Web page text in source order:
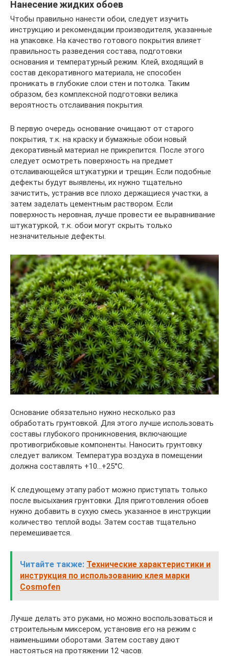
Нанесение жидких обоев
Чтобы правильно нанести обои, следует изучить
инструкцию и рекомендации производителя, указанные
на упаковке. На качество готового покрытия влияет
правильность разведения состава, подготовки
основания и температурный режим. Клей, входящий в
состав декоративного материала, не способен
проникать в глубокие слои стен и потолка. Таким
образом, без комплексной подготовки велика
вероятность отслаивания покрытия.
В первую очередь основание очищают от старого
покрытия, т.к. на краску и бумажные обои новый
декоративный материал не прикрепится. После этого
следует осмотреть поверхность на предмет
отслаивающейся штукатурки и трещин. Если подобные
дефекты будут выявлены, их нужно тщательно
зачистить, устранив все плохо держащиеся участки, а
затем заделать цементным раствором. Если
поверхность неровная, лучше провести ее выравнивание
штукатуркой, т.к. обои могут скрыть только
незначительные дефекты.
Основание обязательно нужно несколько раз
обработать грунтовкой. Для этого лучше использовать
составы глубокого проникновения, включающие
противогрибковые компоненты. Наносить грунтовку
следует валиком. Температура воздуха в помещении
должна составлять +10…+25°C.
К следующему этапу работ можно приступать только
после высыхания грунтовки. Для приготовления обоев
нужно добавить в сухую смесь указанное в инструкции
количество теплой воды. Затем состав тщательно
перемешивается.
Читайте также: Технические характеристики и
инструкция по использованию клея марки
Cosmofen
Лучше делать это руками, но можно воспользоваться и
строительным миксером, установив его на режим с
наименьшими оборотами. Затем составу дают
настояться на протяжении 12 часов.